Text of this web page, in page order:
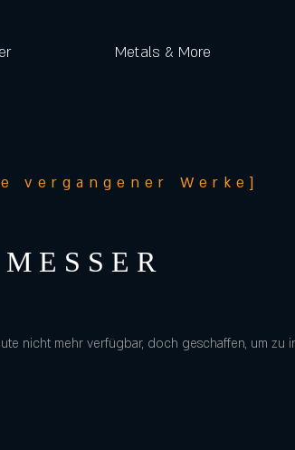
Metals & More
vergangener Werke]
MESSER
nicht mehr verfügbar, doch geschaffen, um zu